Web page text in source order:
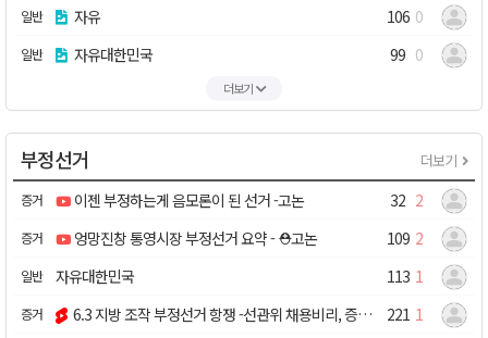
일반 자유 0
106
일반 자유대한민국 0
99
더보기
부정선거 더보기
증거 이젠 부정하는게 음모론이 된 선거 -고논 2
32
증거 엉망진창 통영시장 부정선거 요약 - ⛑️고논 2
109
일반 자유대한민국 1
113
증거 6.3 지방 조작 부정선거 항쟁 -선관위 채용비리, 증거제출 못하는 감사원 +10 1
221